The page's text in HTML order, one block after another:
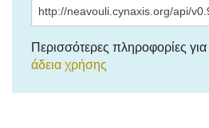
Περισσότερες πληροφορίες για
άδεια χρήσης